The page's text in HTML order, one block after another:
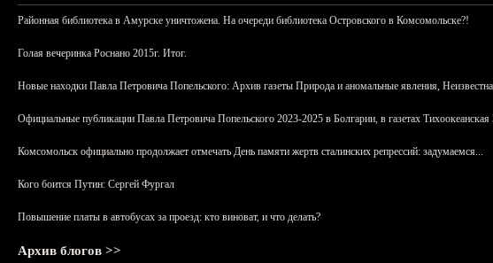
Районная библиотека в Амурске уничтожена. На очереди библиотека Островского в Комсомольске?!
Голая вечеринка Роснано 2015г. Итог.
Новые находки Павла Петровича Попельского: Архив газеты Природа и аномальные явления,
Официальные публикации Павла Петровича Попельского 2023-2025 в Болгарии, в газетах
Комсомольск официально продолжает отмечать День памяти жертв сталинских репрессий: задумаемся...
Кого боится Путин: Сергей Фургал
Повышение платы в автобусах за проезд: кто виноват, и что делать?
Архив блогов >>